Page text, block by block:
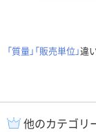
「質量」「販売単位」違
他のカテゴリ